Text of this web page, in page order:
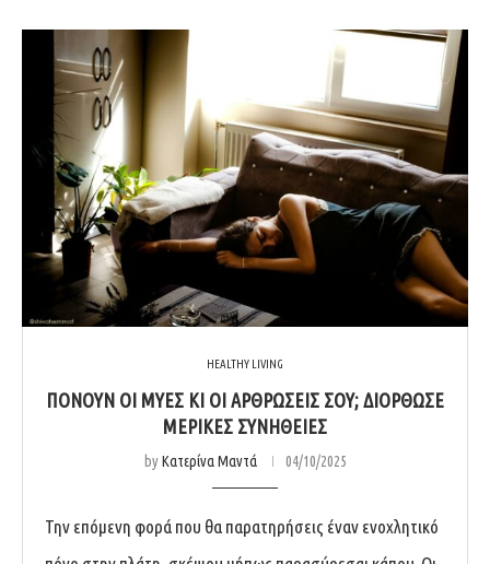
HEALTHY LIVING
ΠΟΝΟΎΝ ΟΙ ΜΎΕΣ ΚΙ ΟΙ ΑΡΘΡΏΣΕΙΣ ΣΟΥ; ΔΙΌΡΘΩΣΕ
ΜΕΡΙΚΈΣ ΣΥΝΉΘΕΙΕΣ
byΚατερίνα Μαντά 04/10/2025
Την επόμενη φορά που θα παρατηρήσεις έναν ενοχλητικό